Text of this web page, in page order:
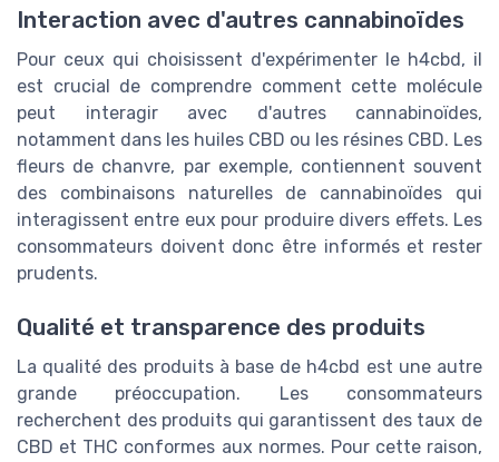
Interaction avec d'autres cannabinoïdes
Pour ceux qui choisissent d'expérimenter le h4cbd, il
est crucial de comprendre comment cette molécule
peut interagir avec d'autres cannabinoïdes,
notamment dans les huiles CBD ou les résines CBD. Les
fleurs de chanvre, par exemple, contiennent souvent
des combinaisons naturelles de cannabinoïdes qui
interagissent entre eux pour produire divers effets. Les
consommateurs doivent donc être informés et rester
prudents.
Qualité et transparence des produits
La qualité des produits à base de h4cbd est une autre
grande préoccupation. Les consommateurs
recherchent des produits qui garantissent des taux de
CBD et THC conformes aux normes. Pour cette raison,